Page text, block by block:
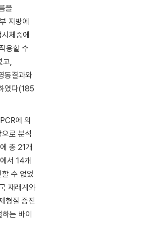
을
지방에
체중에
용할 수
,
동결과와
였다(185
에 의
로 분석
총 21개
서 14개
수 없었
재래계와
형질 증진
는 바이